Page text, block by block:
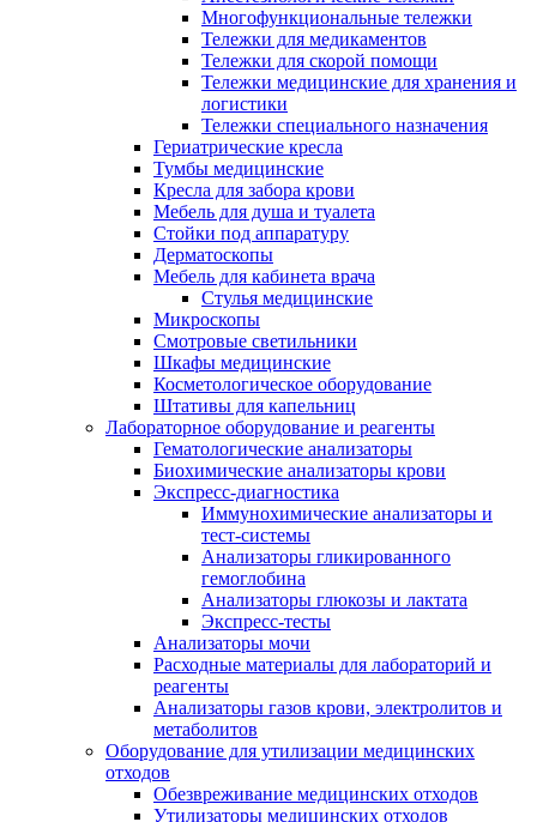
Многофункциональные тележки
Тележки для медикаментов
Тележки для скорой помощи
Тележки медицинские для хранения и
логистики
Тележки специального назначения
Гериатрические кресла
Тумбы медицинские
Кресла для забора крови
Мебель для душа и туалета
Стойки под аппаратуру
Дерматоскопы
Мебель для кабинета врача
Стулья медицинские
Микроскопы
Смотровые светильники
Шкафы медицинские
Косметологическое оборудование
Штативы для капельниц
Лабораторное оборудование и реагенты
Гематологические анализаторы
Биохимические анализаторы крови
Экспресс-диагностика
Иммунохимические анализаторы и
тест-системы
Анализаторы гликированного
гемоглобина
Анализаторы глюкозы и лактата
Экспресс-тесты
Анализаторы мочи
Расходные материалы для лабораторий и
реагенты
Анализаторы газов крови, электролитов и
метаболитов
Оборудование для утилизации медицинских
отходов
Обезвреживание медицинских отходов
Утилизаторы медицинских отходов